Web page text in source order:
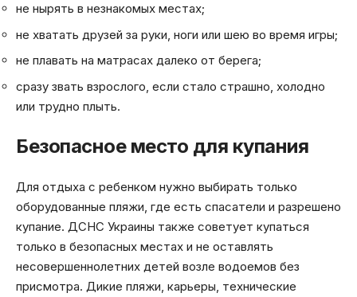
не нырять в незнакомых местах;
не хватать друзей за руки, ноги или шею во время игры;
не плавать на матрасах далеко от берега;
сразу звать взрослого, если стало страшно, холодно
или трудно плыть.
Безопасное место для купания
Для отдыха с ребенком нужно выбирать только
оборудованные пляжи, где есть спасатели и разрешено
купание. ДСНС Украины также советует купаться
только в безопасных местах и не оставлять
несовершеннолетних детей возле водоемов без
присмотра. Дикие пляжи, карьеры, технические